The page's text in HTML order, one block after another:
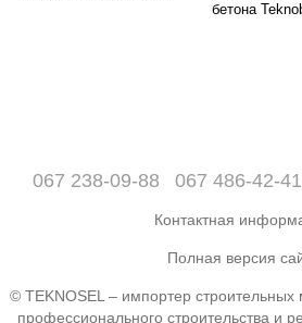
бетона
067 238-09-88 067 486-42-41
Контактная
Полная версия
© TEKNOSEL – импортер
профессионального строительства и